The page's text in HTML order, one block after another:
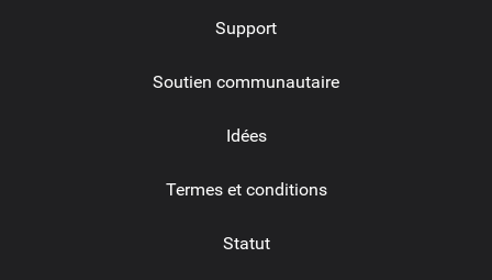
Support
Soutien communautaire
Idées
Termes et conditions
Statut